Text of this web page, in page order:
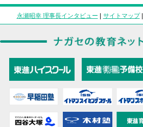
永瀬昭幸 理事長インタビュー | サイトマップ|